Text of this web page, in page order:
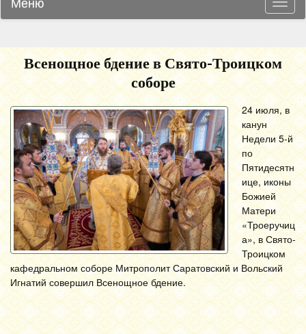
Всенощное бдение в Свято-Троицком
соборе
24 июля, в
канун
Недели 5-й
по
Пятидесятн
ице, иконы
Божией
Матери
«Троеручиц
а», в Свято-
Троицком
кафедральном соборе Митрополит Саратовский и Вольский
Игнатий совершил Всенощное бдение.